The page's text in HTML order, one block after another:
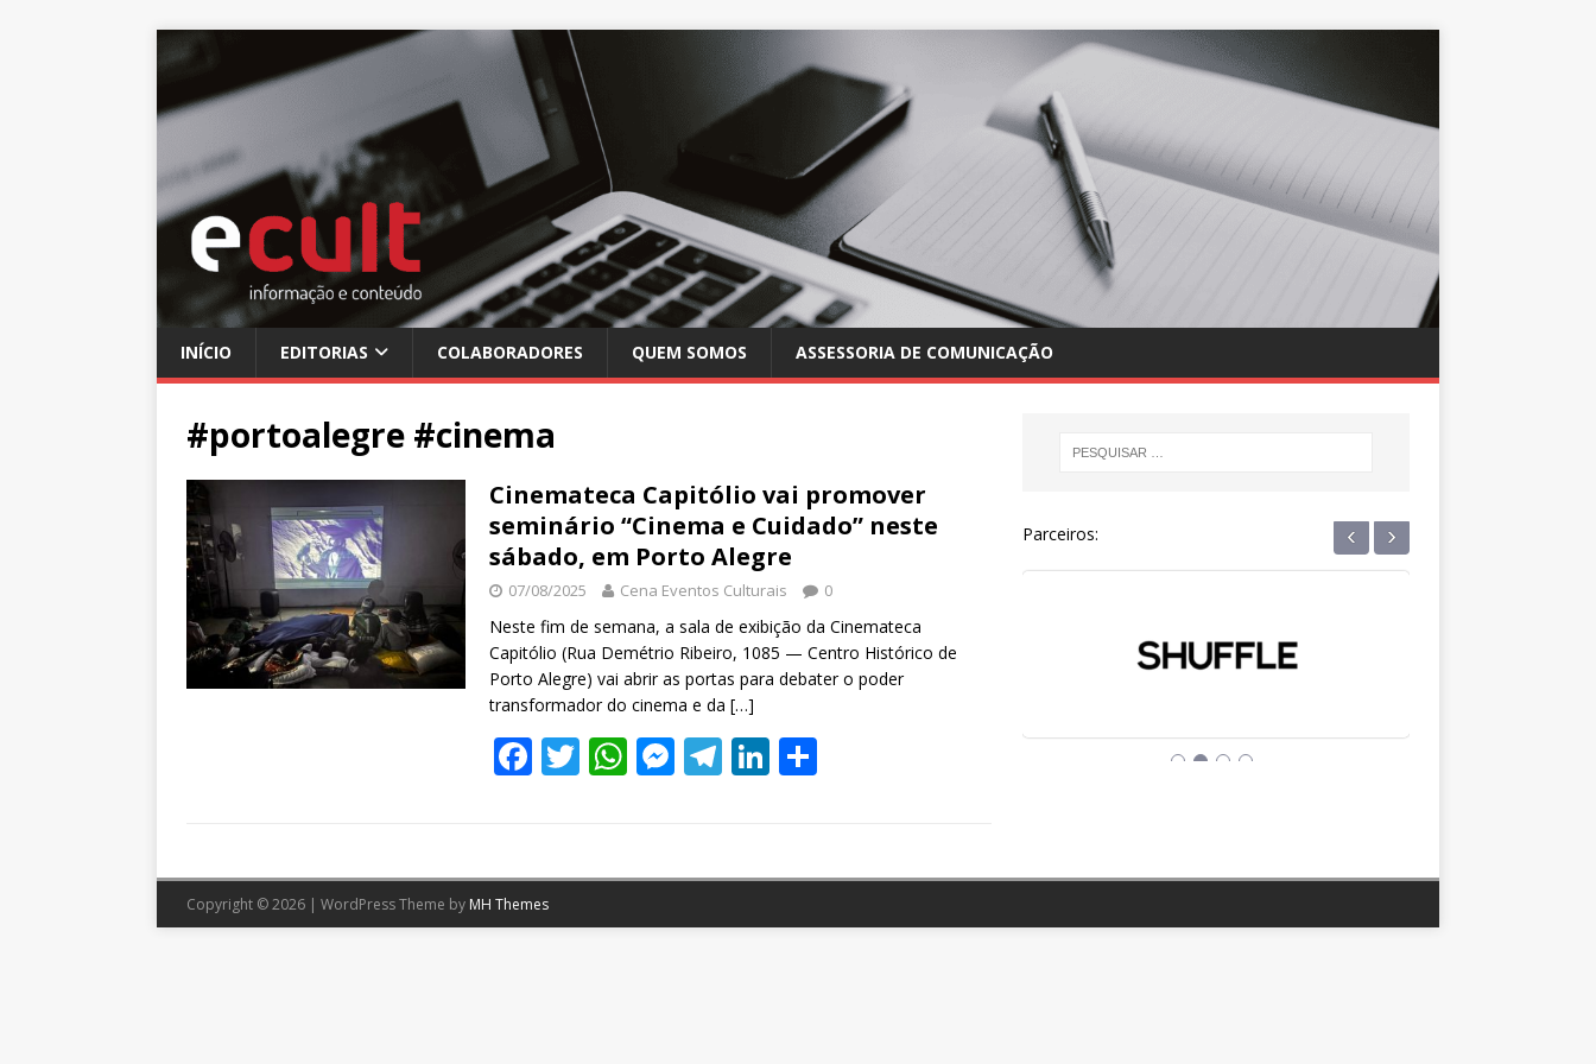
INÍCIO EDITORIAS COLABORADORES QUEM SOMOS ASSESSORIA DE COMUNICAÇÃO
#portoalegre #cinema
Cinemateca Capitólio vai promover
seminário “Cinema e Cuidado” neste
sábado, em Porto Alegre
07/08/2025 Cena Eventos Culturais 0
Neste fim de semana, a sala de exibição da Cinemateca
Capitólio (Rua Demétrio Ribeiro, 1085 — Centro Histórico de
Porto Alegre) vai abrir as portas para debater o poder
transformador do cinema e da […]
F
ac
b
o
o
T
w
er
W
h
s
p
M
e
e
g
T
el
gr
m
Li
n
e
n
e
Parceiros: ‹ ›
Copyright © 2026 | WordPress Theme by MH Themes